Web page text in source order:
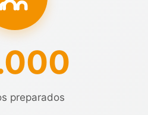
preparados